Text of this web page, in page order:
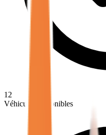
12
Véhicules disponibles